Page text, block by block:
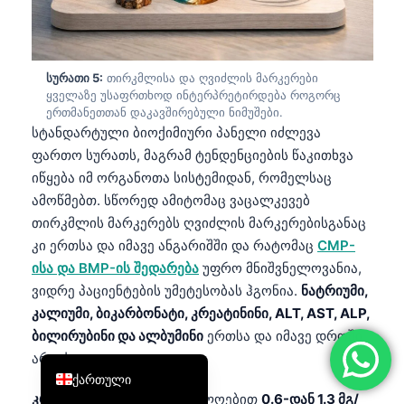
სურათი 5: თირკმლისა და ღვიძლის მარკერები
ყველაზე უსაფრთხოდ ინტერპრეტირდება როგორც
ერთმანეთთან დაკავშირებული ნიმუშები.
სტანდარტული ბიოქიმიური პანელი იძლევა
ფართო სურათს, მაგრამ ტენდენციების წაკითხვა
იწყება იმ ორგანოთა სისტემიდან, რომელსაც
ამოწმებთ. სწორედ ამიტომაც ვაცალკევებ
თირკმლის მარკერებს ღვიძლის მარკერებისგანაც
კი ერთსა და იმავე ანგარიშში და რატომაც CMP-
ისა და BMP-ის შედარება უფრო მნიშვნელოვანია,
ვიდრე პაციენტების უმეტესობას ჰგონია. ნატრიუმი,
კალიუმი, ბიკარბონატი, კრეატინინი, ALT, AST, ALP,
ბილირუბინი და ალბუმინი ერთსა და იმავე დროში
არ იქცევა.
კრეატინინი ხშირად დაახლოებით 0.6-დან 1.3 მგ/
ქართული
English
Deutsch
العربية
Français
עִבְרִית
Italiano
Español
Português
Ελληνικά
Türkçe
Română